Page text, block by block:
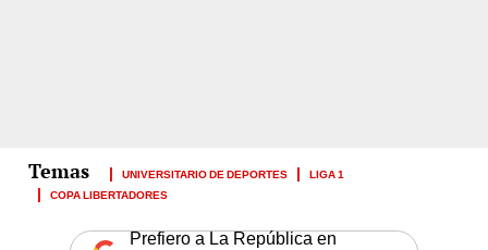
UNIVERSITARIO DE DEPORTES
LIGA 1
COPA LIBERTADORES
Prefiero a La República en